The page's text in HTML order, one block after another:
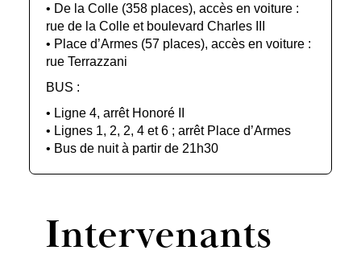
Intervenants
• De la Colle (358 places), accès en voiture :
rue de la Colle et boulevard Charles III
• Place d’Armes (57 places), accès en voiture :
rue Terrazzani
BUS :
• Ligne 4, arrêt Honoré II
• Lignes 1, 2, 2, 4 et 6 ; arrêt Place d’Armes
• Bus de nuit à partir de 21h30